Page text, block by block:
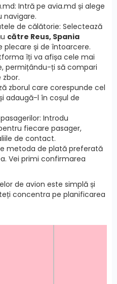
Intră pe avia.md și alege
navigare.
de călătorie: Selectează
către Reus, Spania
și de întoarcere.
îți va afișa cele mai
permițându-ți să compari
zborul care corespunde cel
adaugă-l în coșul de
Introdu
fiecare pasager,
de contact.
metoda de plată preferată
Vei primi confirmarea
de avion este simplă și
concentra pe planificarea